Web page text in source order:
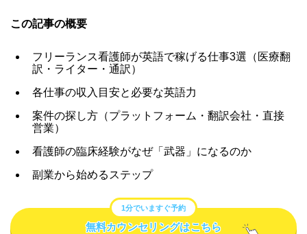
この記事の概要
フリーランス看護師が英語で稼げる仕事3選（医療翻
訳・ライター・通訳）
各仕事の収入目安と必要な英語力
案件の探し方（プラットフォーム・翻訳会社・直接
営業）
看護師の臨床経験がなぜ「武器」になるのか
副業から始めるステップ
1分でいますぐ予約
無料カウンセリングはこちら